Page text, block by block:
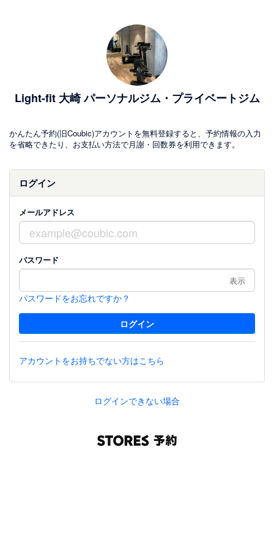
Light-fit 大崎 パーソナルジム・プライベートジム
かんたん予約(旧Coubic)アカウントを無料登録すると、予約情報の入力
を省略できたり、お支払い方法で月謝・回数券を利用できます。
ログイン
メールアドレス
パスワード
表示
パスワードをお忘れですか？
アカウントをお持ちでない方はこちら
ログインできない場合